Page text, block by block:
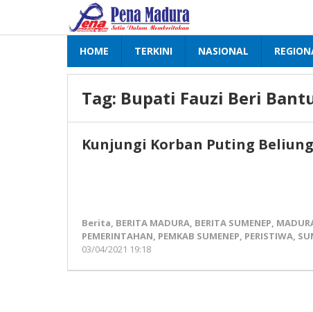
konten
HOME TERKINI NASIONAL
Tag: Bupati Fauzi Beri
Kunjungi Korban Puting
Berita, BERITA MADURA, BERITA SUMENEP,
PEMERINTAHAN, PEMKAB SUMENEP, PERISTIWA,
03/04/2021 19:18
Madura